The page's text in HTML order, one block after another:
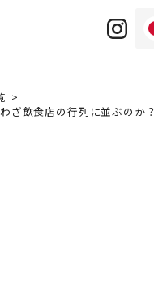
ざ飲食店の行列に並ぶのか？